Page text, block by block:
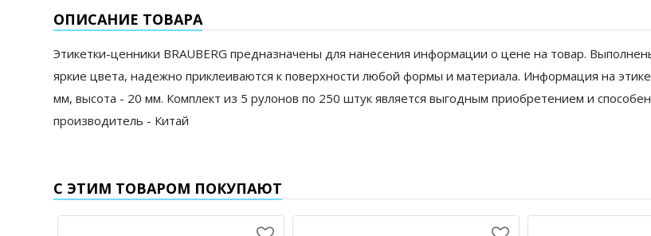
Бумага в рулоне и стопе
Бланки
ОПИСАНИЕ ТОВАРА
Этикетки-ценники BRAUBERG предназначены для нанесения информации о цене на товар.
яркие цвета, надежно приклеиваются к поверхности любой формы и материала. Информация на
мм, высота - 20 мм. Комплект из 5 рулонов по 250 штук является выгодным приобретением и
производитель - Китай
С ЭТИМ ТОВАРОМ ПОКУПАЮТ